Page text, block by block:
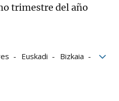
trimestre del año
Euskadi
Bizkaia